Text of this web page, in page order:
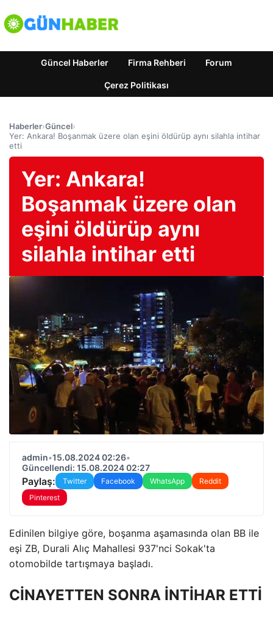
Güncel Haberler Firma Rehberi Forum
Çerez Politikası
Haberler›Güncel›
Yer: Ankara! Boşanmak üzere olan eşini öldürüp aynı silahla intihar
etti
Yer: Ankara!
Boşanmak üzere olan
eşini öldürüp aynı
silahla intihar etti
admin•15.08.2024 02:26•
Güncellendi: 15.08.2024 02:27
Paylaş: Twitter Facebook WhatsApp
Reddit
Pinterest
Edinilen bilgiye göre, boşanma aşamasında olan BB ile
eşi ZB, Durali Alıç Mahallesi 937'nci Sokak'ta
otomobilde tartışmaya başladı.
CİNAYETTEN SONRA İNTİHAR ETTİ